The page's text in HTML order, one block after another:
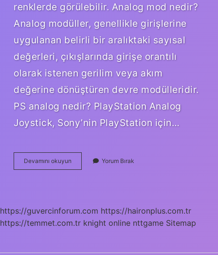
renklerde görülebilir. Analog mod nedir?
Analog modüller, genellikle girişlerine
uygulanan belirli bir aralıktaki sayısal
değerleri, çıkışlarında girişe orantılı
olarak istenen gerilim veya akım
değerine dönüştüren devre modülleridir.
PS analog nedir? PlayStation Analog
Joystick, Sony’nin PlayStation için…
Devamını okuyun
Analog
Yorum Bırak
https://guvercinforum.com https://haironplus.com.tr
https://temmet.com.tr knight online nttgame Sitemap